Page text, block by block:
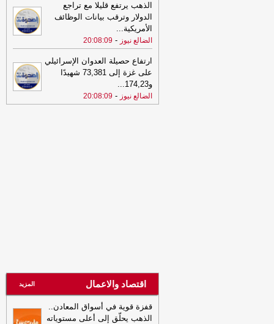
الجاهزية لمواجهة التحديات وحماية الوطن-
مأرب برس
22:41
خبر سار.. بدء صرف مرتبات
محرم وصفر في صنعاء-المؤتمر.نت
22:21
عـاجـل.. إعـلان صادر عن القوات
المسلحة اليمنية- المؤتمر.نت
22:01 المكلا يكمل عقد دور الـ16
الذهب يرتفع قليلا مع تراجع
الدولار وترقب بيانات الوظائف
الأمريكية...
الضالع نيوز -
20:08:09
ارتفاع حصيلة العدوان الإسرائيلي
على غزة إلى 73,381 شهيدًا
و174,23
...
الضالع نيوز -
20:08:09
اقتصاد والاعمال المزيد
قفزة قوية في أسواق المعادن..
الذهب يحلّق إلى أعلى مستوياته